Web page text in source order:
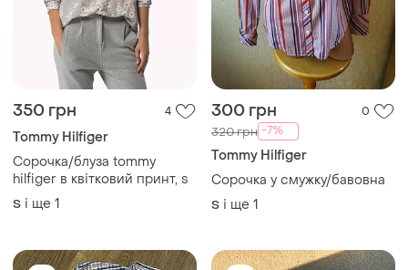
350 грн 4
Tommy Hilfiger
Сорочка/блуза tommy
hilfiger в квітковий принт, s
S і ще 1
300 грн 0
320 грн -7%
Tommy Hilfiger
Сорочка у смужку/бавовна
S і ще 1